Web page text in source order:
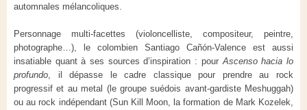
automnales mélancoliques.
Personnage multi-facettes (violoncelliste, compositeur, peintre,
photographe…), le colombien Santiago Cañón-Valence est aussi
insatiable quant à ses sources d’inspiration : pourAscenso hacia lo
profundo, il dépasse le cadre classique pour prendre au rock
progressif et au metal (le groupe suédois avant-gardiste Meshuggah)
ou au rock indépendant (Sun Kill Moon, la formation de Mark Kozelek,